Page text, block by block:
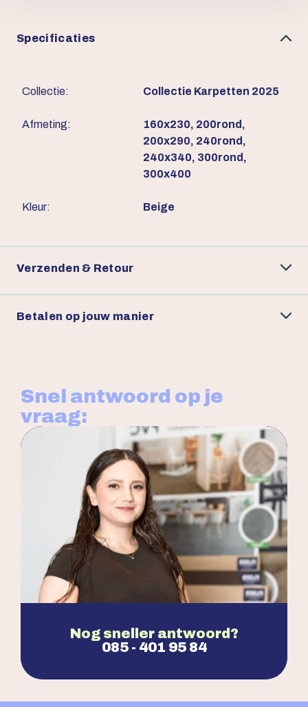
Specificaties
Collectie: Collectie Karpetten 2025
Afmeting:
160x230, 200rond,
200x290, 240rond,
240x340, 300rond,
300x400
Kleur: Beige
Verzenden & Retour
Betalen op jouw manier
Snel antwoord op je
vraag:
Nog sneller antwoord?
085 - 401 95 84